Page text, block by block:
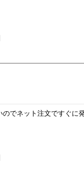
でネット注文ですぐ